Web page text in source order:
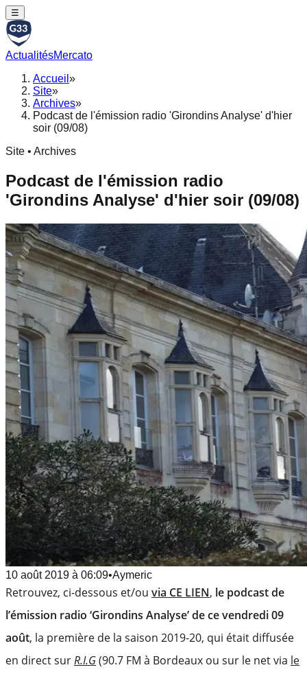
☰
ActualitésMercato
Accueil »
Site»
Archives»
Podcast de l'émission radio 'Girondins Analyse' d'hier
soir (09/08)
Site • Archives
Podcast de l'émission radio
'Girondins Analyse' d'hier soir (09/08)
10 août 2019 à 06:09•Aymeric
Retrouvez, ci-dessous et/ou via CE LIEN, le podcast de
l’émission radio ‘Girondins Analyse’ de ce vendredi 09
août, la première de la saison 2019-20, qui était diffusée
en direct surR.I.G(90.7 FM à Bordeaux ou sur le net via le